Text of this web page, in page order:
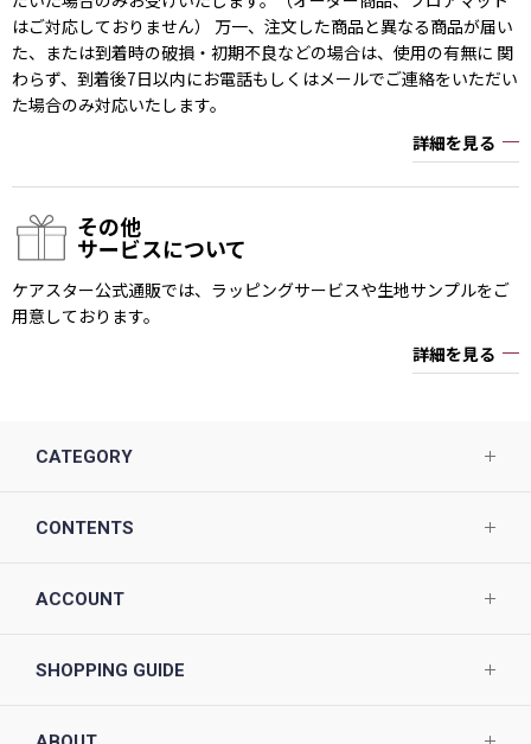
はご対応しておりません） 万一、注文した商品と異なる商品が届い
た、または到着時の破損・初期不良などの場合は、使用の有無に 関
わらず、到着後7日以内にお電話もしくはメールでご連絡をいただい
た場合のみ対応いたします。
詳細を見る
その他
サービスについて
ケアスター公式通販では、ラッピングサービスや生地サンプルをご
用意しております。
詳細を見る
CATEGORY
CONTENTS
ACCOUNT
SHOPPING GUIDE